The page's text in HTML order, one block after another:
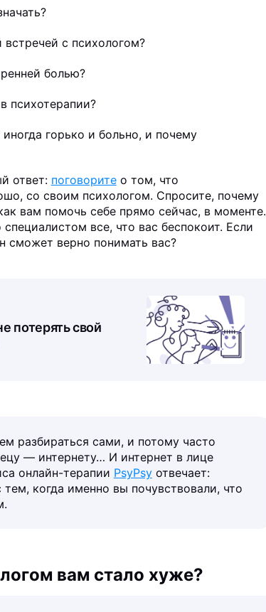
с психологом?
болью?
психотерапии?
горько и больно, и почему
ответ: поговоритео том, что
со своим психологом. Спросите, почему
вам помочь себе прямо сейчас, в моменте.
все, что вас беспокоит. Если
сможет верно понимать вас?
потерять свой
разбираться сами, и потому часто
— интернету… И интернет в лице
онлайн-терапии PsyPsyотвечает:
когда именно вы почувствовали, что
вам стало хуже?